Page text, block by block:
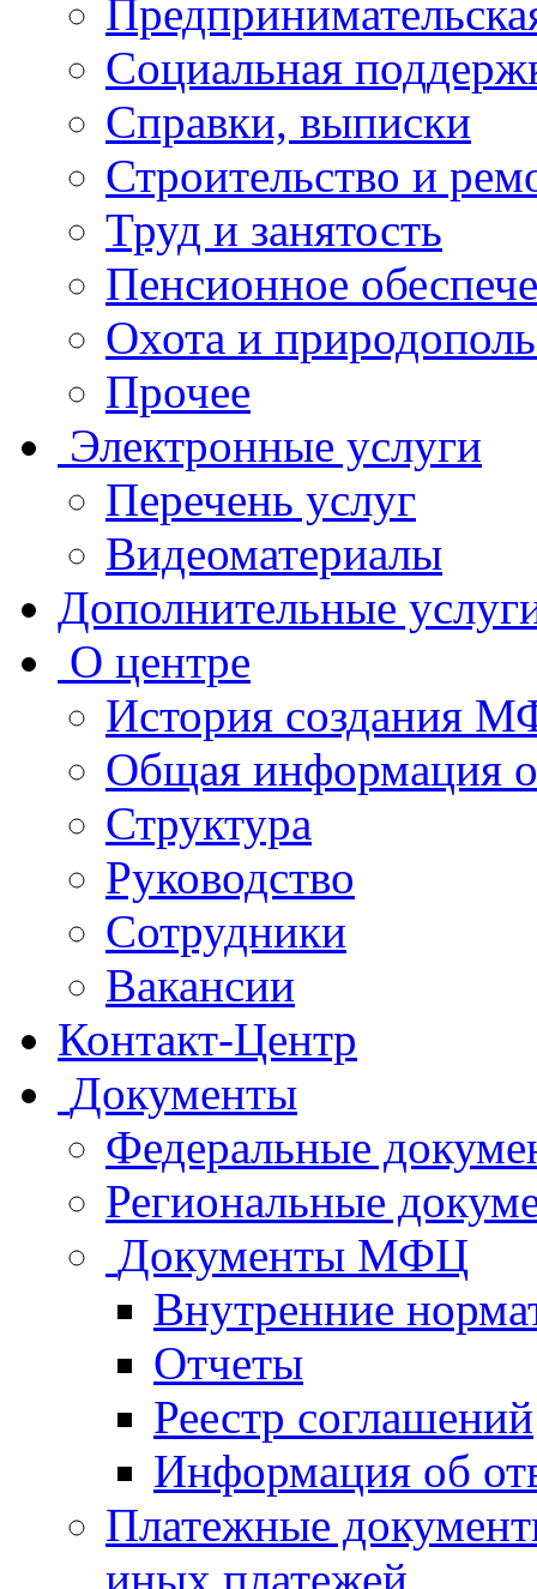
Социальная
Справки, выписки
Строительство и
Труд и занятость
Пенсионное
Охота и
Прочее
Электронные услуги
Перечень услуг
Видеоматериалы
Дополнительные
О центре
История создания
Общая
Структура
Руководство
Сотрудники
Вакансии
Контакт-Центр
Документы
Федеральные
Региональные
Документы МФЦ
Внутренние
Отчеты
Реестр соглашений
Информация об
Платежные